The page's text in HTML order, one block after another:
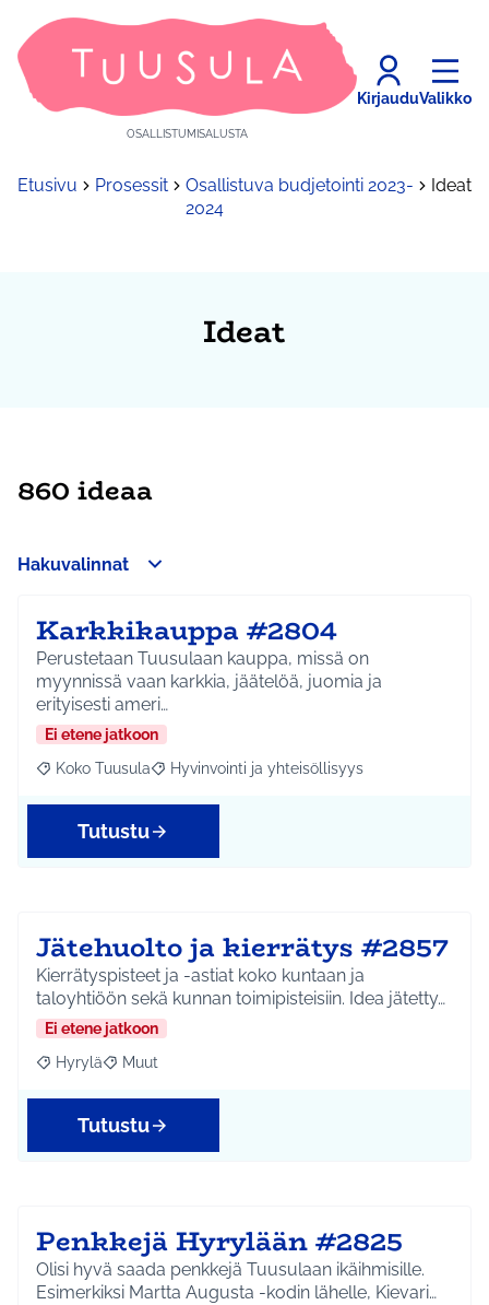
OSALLISTUMISALUSTA
KirjauduValikko
Etusivu Prosessit
Osallistuva budjetointi 2023-
2024
Ideat
Ideat
860 ideaa
Hakuvalinnat
Karkkikauppa #2804
Perustetaan Tuusulaan kauppa, missä on
myynnissä vaan karkkia, jäätelöä, juomia ja
erityisesti ameri…
Ei etene jatkoon
Rajaa tulokset aihepiirin mukaan: Koko Tuusula
Koko Tuusula Rajaa tulokset teeman mukaan: Hyvinvointi ja
Hyvinvointi ja yhteisöllisyys
Tutustu
Jätehuolto ja kierrätys #2857
Kierrätyspisteet ja -astiat koko kuntaan ja
taloyhtiöön sekä kunnan toimipisteisiin. Idea jätetty…
Ei etene jatkoon
Rajaa tulokset aihepiirin mukaan: Hyrylä
Hyrylä Rajaa tulokset teeman mukaan: Muut
Muut
Tutustu
Penkkejä Hyrylään #2825
Olisi hyvä saada penkkejä Tuusulaan ikäihmisille.
Esimerkiksi Martta Augusta -kodin lähelle, Kievari…